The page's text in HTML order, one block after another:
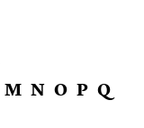
M N O P Q